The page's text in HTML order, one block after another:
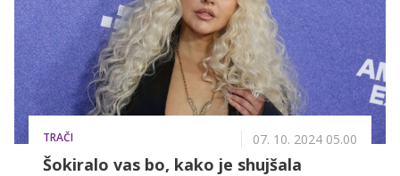
TRAČI 07. 10. 2024 05.00
Šokiralo vas bo, kako je shujšala